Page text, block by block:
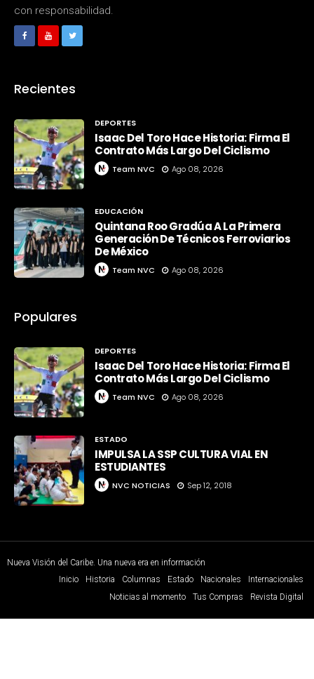
con responsabilidad.
Recientes
DEPORTES
Isaac Del Toro Hace Historia: Firma El
Contrato Más Largo Del Ciclismo
Team NVC Ago 08, 2026
EDUCACIÓN
Quintana Roo Gradúa A La Primera
Generación De Técnicos Ferroviarios
De México
Team NVC Ago 08, 2026
Populares
DEPORTES
Isaac Del Toro Hace Historia: Firma El
Contrato Más Largo Del Ciclismo
Team NVC Ago 08, 2026
ESTADO
IMPULSA LA SSP CULTURA VIAL EN
ESTUDIANTES
NVC NOTICIAS Sep 12, 2018
Nueva Visión del Caribe. Una nueva era en información
Inicio
Historia Columnas Estado Nacionales
Internacionales
Noticias al momento
Tus Compras Revista Digital